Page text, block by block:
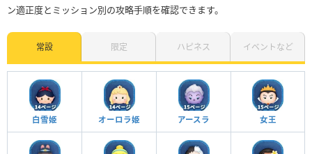
ン適正度とミッション別の攻略手順を確認できます。
常設 限定 ハピネス イベントなど
白雪姫 オーロラ姫 アースラ 女王